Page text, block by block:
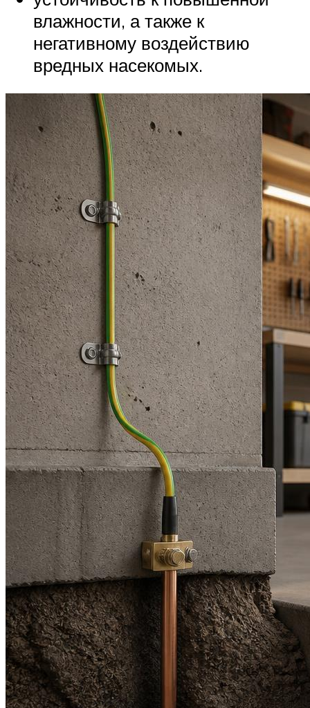
влажности, а также к
негативному воздействию
вредных насекомых.